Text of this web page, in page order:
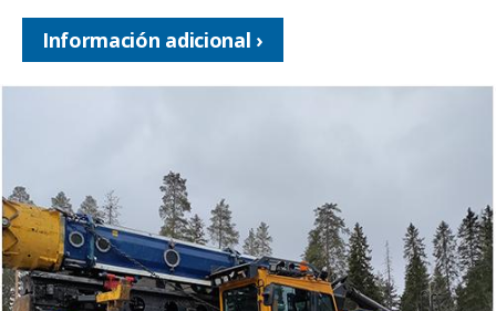
Información adicional